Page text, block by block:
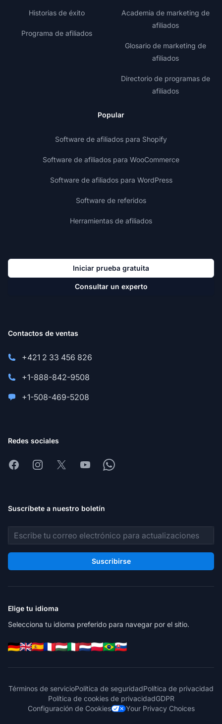
Historias de éxito
Programa de afiliados
Academia de marketing de
afiliados
Glosario de marketing de
afiliados
Directorio de programas de
afiliados
Popular
Software de afiliados para Shopify
Software de afiliados para WooCommerce
Software de afiliados para WordPress
Software de referidos
Herramientas de afiliados
Iniciar prueba gratuita
Consultar un experto
Contactos de ventas
+421 2 33 456 826
+1-888-842-9508
+1-508-469-5208
Redes sociales
FacebookInstagram
X YoutubeWhatsapp
Suscríbete a nuestro boletín
Dirección de correo electrónico
Suscribirse
Elige tu idioma
Selecciona tu idioma preferido para navegar por el sitio.
Términos de servicioPolítica de seguridadPolítica de privacidad
Política de cookies de privacidadGDPR
Configuración de Cookies
Your Privacy Choices